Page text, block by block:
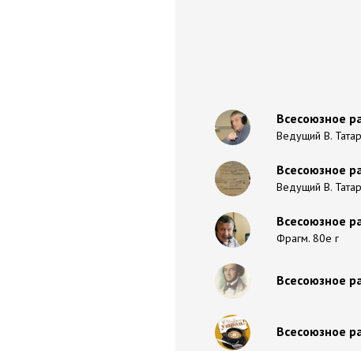
Всесоюзное
Ведущий В.
Всесоюзное
Ведущий В.
Всесоюзное
Фрагм. 80е г
Всесоюзное
Всесоюзное